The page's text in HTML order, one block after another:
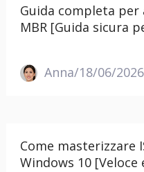
Guida completa
MBR [Guida sicura
Anna/18/06/2026
Come masterizzare
Windows 10